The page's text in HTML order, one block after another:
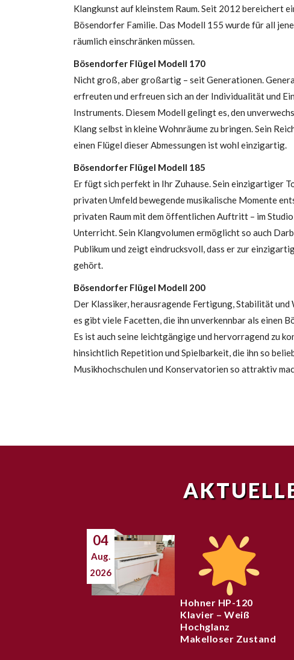
Klangkunst auf kleinstem Raum. Seit 2012 bereichert
Bösendorfer Familie. Das Modell 155 wurde für all
räumlich einschränken müssen.
Bösendorfer Flügel Modell 170
Nicht groß, aber großartig – seit Generationen.
erfreuten und erfreuen sich an der Individualität und
Instruments. Diesem Modell gelingt es, den
Klang selbst in kleine Wohnräume zu bringen. Sein
einen Flügel dieser Abmessungen ist wohl einzigartig.
Bösendorfer Flügel Modell 185
Er fügt sich perfekt in Ihr Zuhause. Sein einzigartiger
privaten Umfeld bewegende musikalische Momente
privaten Raum mit dem öffentlichen Auftritt – im Studio
Unterricht. Sein Klangvolumen ermöglicht so auch
Publikum und zeigt eindrucksvoll, dass er zur
gehört.
Bösendorfer Flügel Modell 200
Der Klassiker, herausragende Fertigung, Stabilität
es gibt viele Facetten, die ihn unverkennbar als einen
Es ist auch seine leichtgängige und hervorragend zu
hinsichtlich Repetition und Spielbarkeit, die ihn so
Musikhochschulen und Konservatorien so attraktiv
04
Aug.
2026
Hohner HP-120
Klavier – Weiß
Hochglanz
Makelloser Zustand